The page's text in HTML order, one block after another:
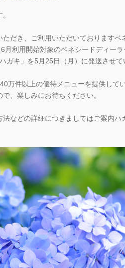
だき、ご利用いただいておりますベ
月利用開始対象のベネシードディーラ
ガキ」を5月25日（月）に発送させて
万件以上の優待メニューを提供して
、楽しみにお待ちください。
などの詳細につきましてはご案内ハ